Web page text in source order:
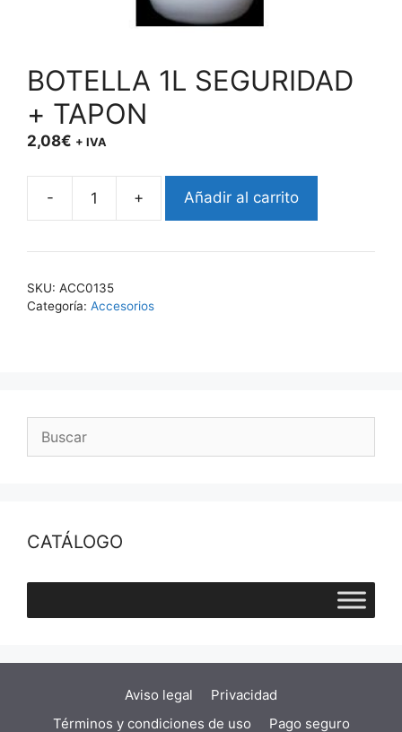
BOTELLA 1L SEGURIDAD
+ TAPON
2,08€ + IVA
-
BOTELLA
SEGURIDAD
+ Añadir al carrito
SKU: ACC0135
Categoría: Accesorios
CATÁLOGO
Aviso legal
Privacidad
Términos y condiciones de uso
Pago seguro